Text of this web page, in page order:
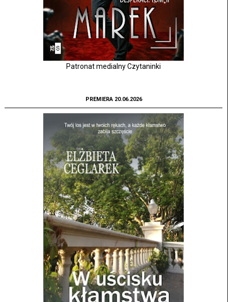
Patronat medialny Czytaninki
PREMIERA 20.06.2026